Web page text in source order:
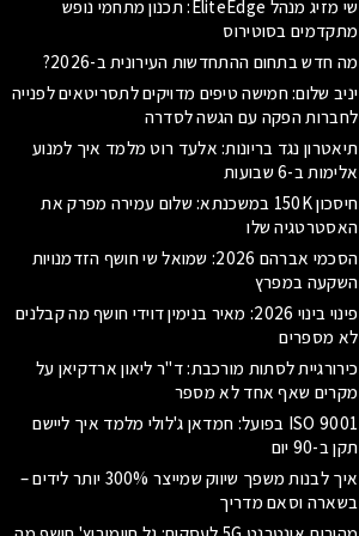
שי מזיג מנהל EliteEdge: תכנון מתחמי נופש
מתקדמים בסוטירוס
מה חדש בתחום ההתחדשות העירונית ב-2026?
יניב שלום: חמישה טיפים מדויקים לתסריטאים לפנייה
לחברות הפקה עם הגשה לסדרה
תיאטרון נגד בריונות: אלעד רוט מלמד איך למנוע
אלימות ב-6 שבועות
חיסכון 150K במשכנתא: שלום עמירה מפרק את
האסטרטגיה שלו
הסכמי אברהם 2026: שמואל שי חושף הזדמנויות
השקעה במפרץ
פינוי בינוי 2026: מאיר בנימין דוידי חושף מה קבלנים
לא מספרים
כירורגיית לסתות מורכבת: ד"ר ליאון ארדקיאן על
מקרים שאף אחד לא מספר
ISO 9001 בפועל: חמדאן ג'לולי מלמד איך ליישם
תקן ב-90 יום
איך לבנות משפך שיווק שמייצר 300% יותר לידים –
בשארה וסאם מדריך